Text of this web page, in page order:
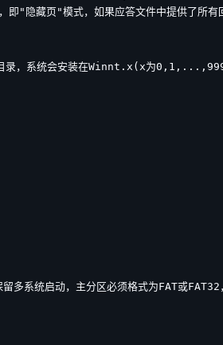
藏页"模式，如果应答文件中提供了所有
录，系统会安装在Winnt.x(x为
多系统启动，主分区必须格式为FAT或